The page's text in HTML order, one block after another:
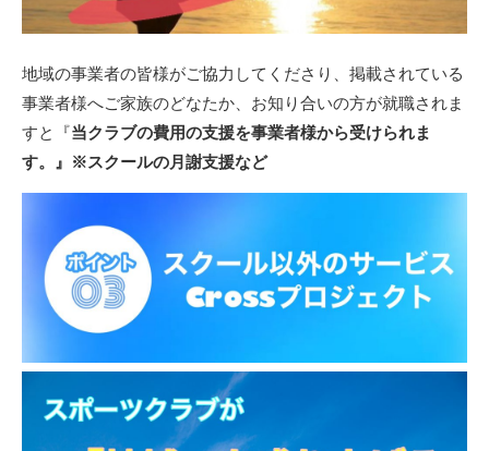
地域の事業者の皆様がご協力してくださり、掲載されている
事業者様へご家族のどなたか、お知り合いの方が就職されま
すと『当クラブの費用の支援を事業者様から受けられま
す。』※スクールの月謝支援など